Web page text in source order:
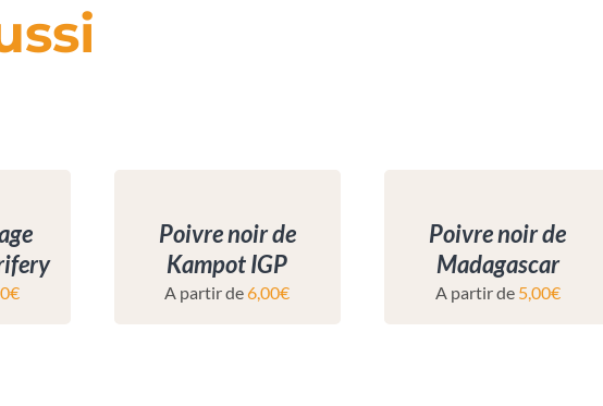
€
Poivre noir de
Kampot IGP
A partir de6,00€
Poivre noir de
Madagascar
A partir de 5,00€